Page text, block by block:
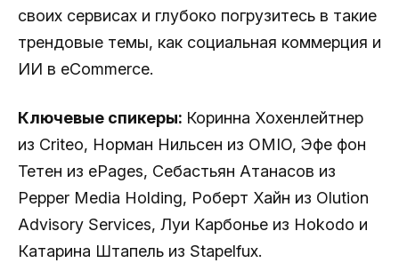
своих сервисах и глубоко погрузитесь в такие
трендовые темы, как социальная коммерция и
ИИ в eCommerce.
Ключевые спикеры: Коринна Хохенлейтнер
из Criteo, Норман Нильсен из OMIO, Эфе фон
Тетен из ePages, Себастьян Атанасов из
Pepper Media Holding, Роберт Хайн из Olution
Advisory Services, Луи Карбонье из Hokodo и
Катарина Штапель из Stapelfux.